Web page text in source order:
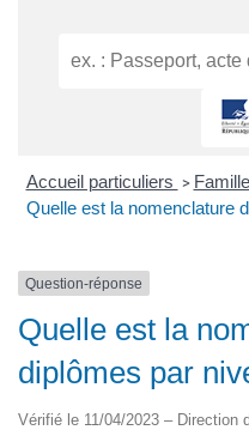
Accueil particuliers >
Quelle est la nomenclature
Question-réponse
Quelle est la
diplômes par
Vérifié le 11/04/2023 – Direction